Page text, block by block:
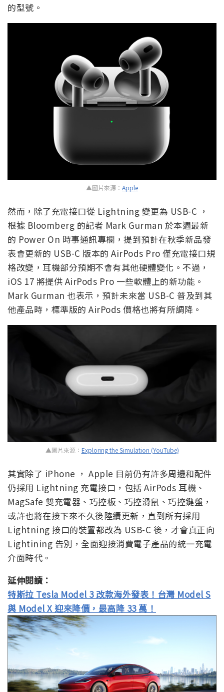
的型號。
▲圖片來源： Apple
然而，除了充電接口從 Lightning 變更為 USB-C ，
根據 Bloomberg 的記者 Mark Gurman 於本週最新
的 Power On 時事通訊專欄，提到預計在秋季新品發
表會更新的 USB-C 版本的 AirPods Pro 僅充電接口規
格改變，耳機部分預期不會有其他硬體變化。不過，
iOS 17 將提供 AirPods Pro 一些軟體上的新功能。
Mark Gurman 也表示，預計未來當 USB-C 普及到其
他產品時，標準版的 AirPods 價格也將有所調降。
▲圖片來源： Exploring the Simulation (YouTube)
其實除了 iPhone ， Apple 目前仍有許多周邊和配件
仍採用 Lightning 充電接口，包括 AirPods 耳機、
MagSafe 雙充電器、巧控板、巧控滑鼠、巧控鍵盤，
或許也將在接下來不久後陸續更新，直到所有採用
Lightning 接口的裝置都改為 USB-C 後，才會真正向
Lightining 告別，全面迎接消費電子產品的統一充電
介面時代。
延伸閱讀：
特斯拉 Tesla Model 3 改款海外發表！台灣 Model S
與 Model X 迎來降價，最高降 33 萬！